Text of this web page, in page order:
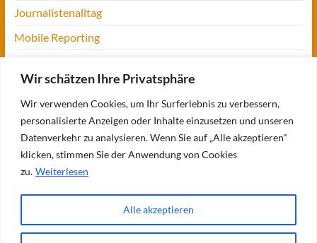
Wir schätzen Ihre Privatsphäre
Wir verwenden Cookies, um Ihr Surferlebnis zu verbessern,
personalisierte Anzeigen oder Inhalte einzusetzen und unseren
Datenverkehr zu analysieren. Wenn Sie auf „Alle akzeptieren"
klicken, stimmen Sie der Anwendung von Cookies
zu. Weiterlesen
Alle akzeptieren
Journalistenalltag
Mobile Reporting
Tansania
UofM
Verbraucherjournalismus
Workshops, Konferenzen & Messen
ThemeGrill. Präsentiert von:WordPress.